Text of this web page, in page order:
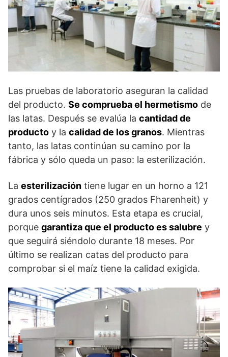
Las pruebas de laboratorio aseguran la calidad
del producto. Se comprueba el hermetismo de
las latas. Después se evalúa la cantidad de
producto y la calidad de los granos. Mientras
tanto, las latas continúan su camino por la
fábrica y sólo queda un paso: la esterilización.
La esterilización tiene lugar en un horno a 121
grados centígrados (250 grados Fharenheit) y
dura unos seis minutos. Esta etapa es crucial,
porque garantiza que el producto es salubre y
que seguirá siéndolo durante 18 meses. Por
último se realizan catas del producto para
comprobar si el maíz tiene la calidad exigida.